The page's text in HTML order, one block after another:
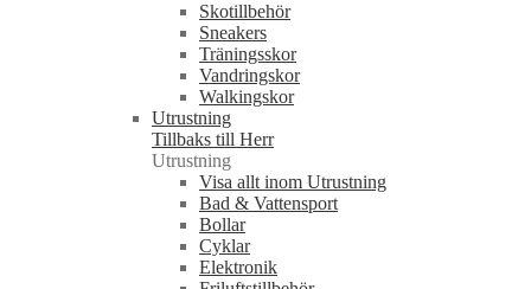
Skotillbehör
Sneakers
Träningsskor
Vandringskor
Walkingskor
Utrustning
Tillbaks till Herr
Utrustning
Visa allt inom Utrustning
Bad & Vattensport
Bollar
Cyklar
Elektronik